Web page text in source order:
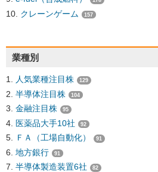
クレーンゲーム 157
業種別
人気業種注目株 129
半導体注目株 104
金融注目株 95
医薬品大手10社 92
ＦＡ（工場自動化） 91
地方銀行 91
半導体製造装置6社 82